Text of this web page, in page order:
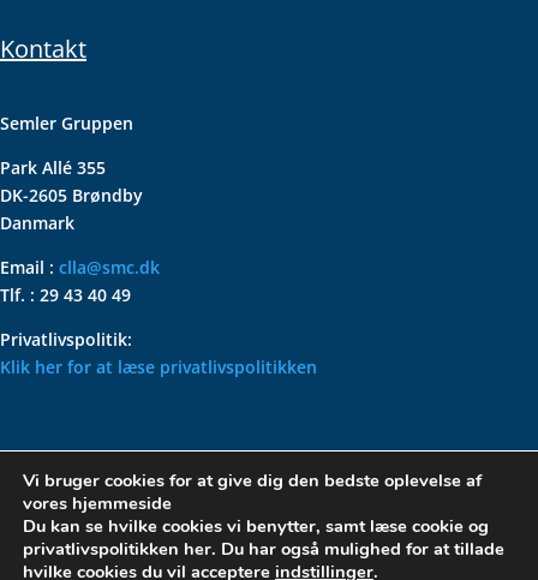
Kontakt
Semler Gruppen
Park Allé 355
DK-2605 Brøndby
Danmark
Email : clla@smc.dk
Tlf. : 29 43 40 49
Privatlivspolitik:
Klik her for at læse privatlivspolitikken
VOLKSWAGEN CLASSIC
PARTS – HOLDER DIN
KLASSISKE VOLKSWAGEN I
TOPFORM
Vi bruger cookies for at give dig den bedste oplevelse af
vores hjemmeside
Du kan se hvilke cookies vi benytter, samt læse cookie og
privatlivspolitikken her. Du har også mulighed for at tillade
hvilke cookies du vil acceptere indstillinger.